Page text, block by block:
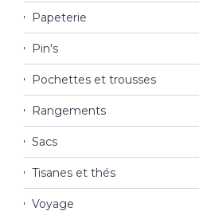
Papeterie
Pin's
Pochettes et trousses
Rangements
Sacs
Tisanes et thés
Voyage